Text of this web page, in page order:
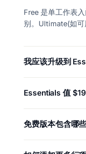
Free 是单工作表
别。Ultimate(如可
我应该升级到
Essentials 值
免费版本包含哪